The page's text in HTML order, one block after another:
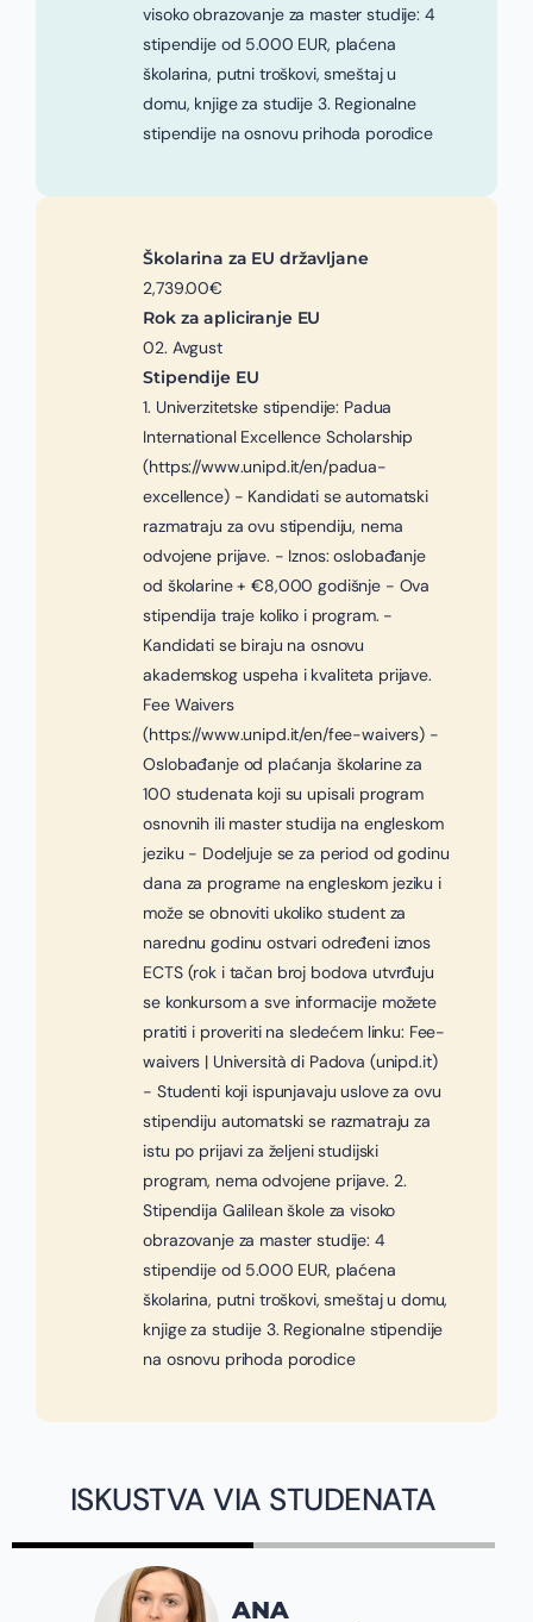
visoko obrazovanje za master studije: 4
stipendije od 5.000 EUR, plaćena
školarina, putni troškovi, smeštaj u
domu, knjige za studije 3. Regionalne
stipendije na osnovu prihoda porodice
Školarina za EU državljane
2,739.00€
Rok za apliciranje EU
02. Avgust
Stipendije EU
1. Univerzitetske stipendije: Padua
International Excellence Scholarship
(https://www.unipd.it/en/padua-
excellence) - Kandidati se automatski
razmatraju za ovu stipendiju, nema
odvojene prijave. - Iznos: oslobađanje
od školarine + €8,000 godišnje - Ova
stipendija traje koliko i program. -
Kandidati se biraju na osnovu
akademskog uspeha i kvaliteta prijave.
Fee Waivers
(https://www.unipd.it/en/fee-waivers) -
Oslobađanje od plaćanja školarine za
100 studenata koji su upisali program
osnovnih ili master studija na engleskom
jeziku - Dodeljuje se za period od godinu
dana za programe na engleskom jeziku i
može se obnoviti ukoliko student za
narednu godinu ostvari određeni iznos
ECTS (rok i tačan broj bodova utvrđuju
se konkursom a sve informacije možete
pratiti i proveriti na sledećem linku: Fee-
waivers | Università di Padova (unipd.it)
- Studenti koji ispunjavaju uslove za ovu
stipendiju automatski se razmatraju za
istu po prijavi za željeni studijski
program, nema odvojene prijave. 2.
Stipendija Galilean škole za visoko
obrazovanje za master studije: 4
stipendije od 5.000 EUR, plaćena
školarina, putni troškovi, smeštaj u domu,
knjige za studije 3. Regionalne stipendije
na osnovu prihoda porodice
ISKUSTVA VIA STUDENATA
ANA